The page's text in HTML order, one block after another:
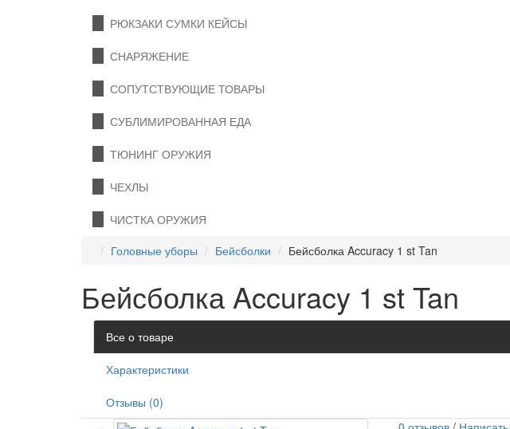
РЮКЗАКИ СУМКИ КЕЙСЫ
СНАРЯЖЕНИЕ
СОПУТСТВУЮЩИЕ ТОВАРЫ
СУБЛИМИРОВАННАЯ ЕДА
ТЮНИНГ ОРУЖИЯ
ЧЕХЛЫ
ЧИСТКА ОРУЖИЯ
Головные уборы
Бейсболки Бейсболка Accuracy 1 st Tan
Бейсболка Accuracy 1 st Tan
Все о товаре
Характеристики
Отзывы (0)